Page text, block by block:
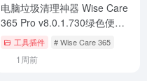
电脑垃圾清理神器 Wise Care
365 Pro v8.0.1.730绿色便携
版下载与安装使用教程
工具插件 # Wise Care 365
1周前